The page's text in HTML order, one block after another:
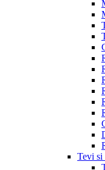
Tevi si